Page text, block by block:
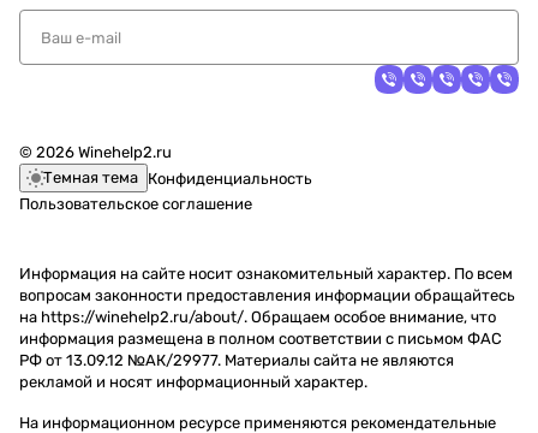
© 2026 Winehelp2.ru
Темная тема Конфиденциальность
Пользовательское соглашение
Информация на сайте носит ознакомительный характер. По всем
вопросам законности предоставления информации обращайтесь
на https://winehelp2.ru/about/. Обращаем особое внимание, что
информация размещена в полном соответствии с письмом ФАС
РФ от 13.09.12 №АК/29977. Материалы сайта не являются
рекламой и носят информационный характер.
На информационном ресурсе применяются рекомендательные